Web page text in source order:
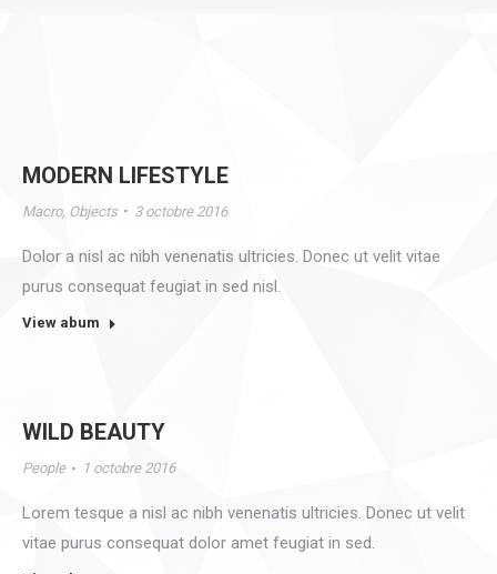
MODERN LIFESTYLE
Macro, Objects 3 octobre 2016
Dolor a nisl ac nibh venenatis ultricies. Donec ut velit vitae
purus consequat feugiat in sed nisl.
View abum
WILD BEAUTY
People 1 octobre 2016
Lorem tesque a nisl ac nibh venenatis ultricies. Donec ut velit
vitae purus consequat dolor amet feugiat in sed.